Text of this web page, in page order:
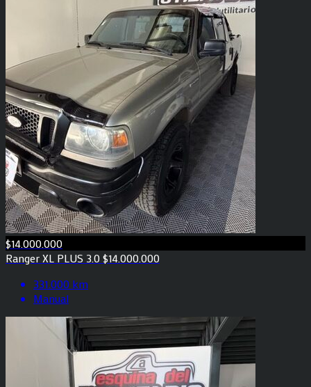
$14.000.000
Ranger XL PLUS 3.0 $14.000.000
331.000 km
Manual